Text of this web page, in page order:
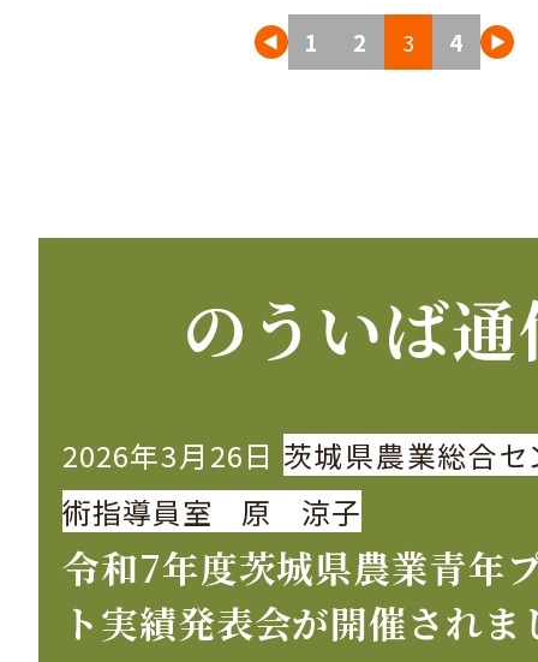
り
1 2 3 4
のういば
2026年3月26日 茨城県農業総合セ
術指導員室 原 涼子
令和7年度茨城県農業青年
ト実績発表会が開催されま